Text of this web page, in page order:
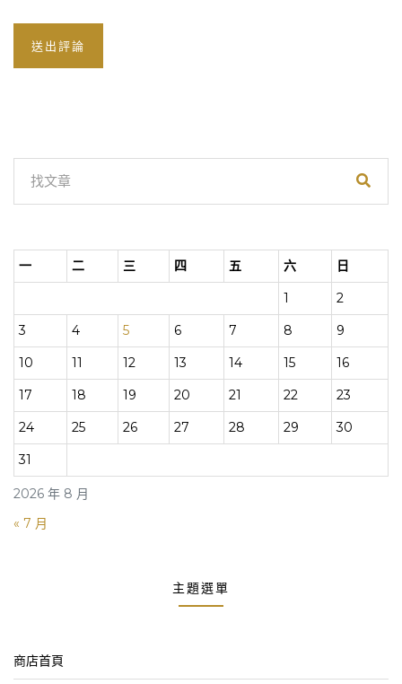
2026 年 8 月
一 二 三 四 五 六
日
1
2
3
4 5 6 7 8
9
10
11 12 13 14 15
16
17
18 19 20 21 22
23
24
25 26 27 28 29
30
31
« 7 月
主題選單
商店首頁